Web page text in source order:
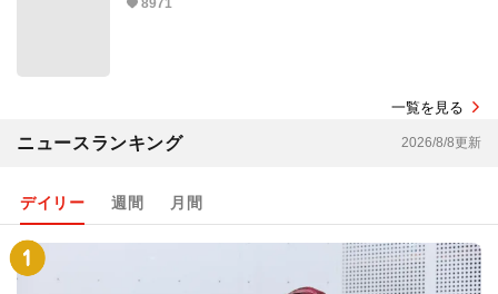
8971
一覧を見る
ニュースランキング 2026/8/8更新
デイリー 週間 月間